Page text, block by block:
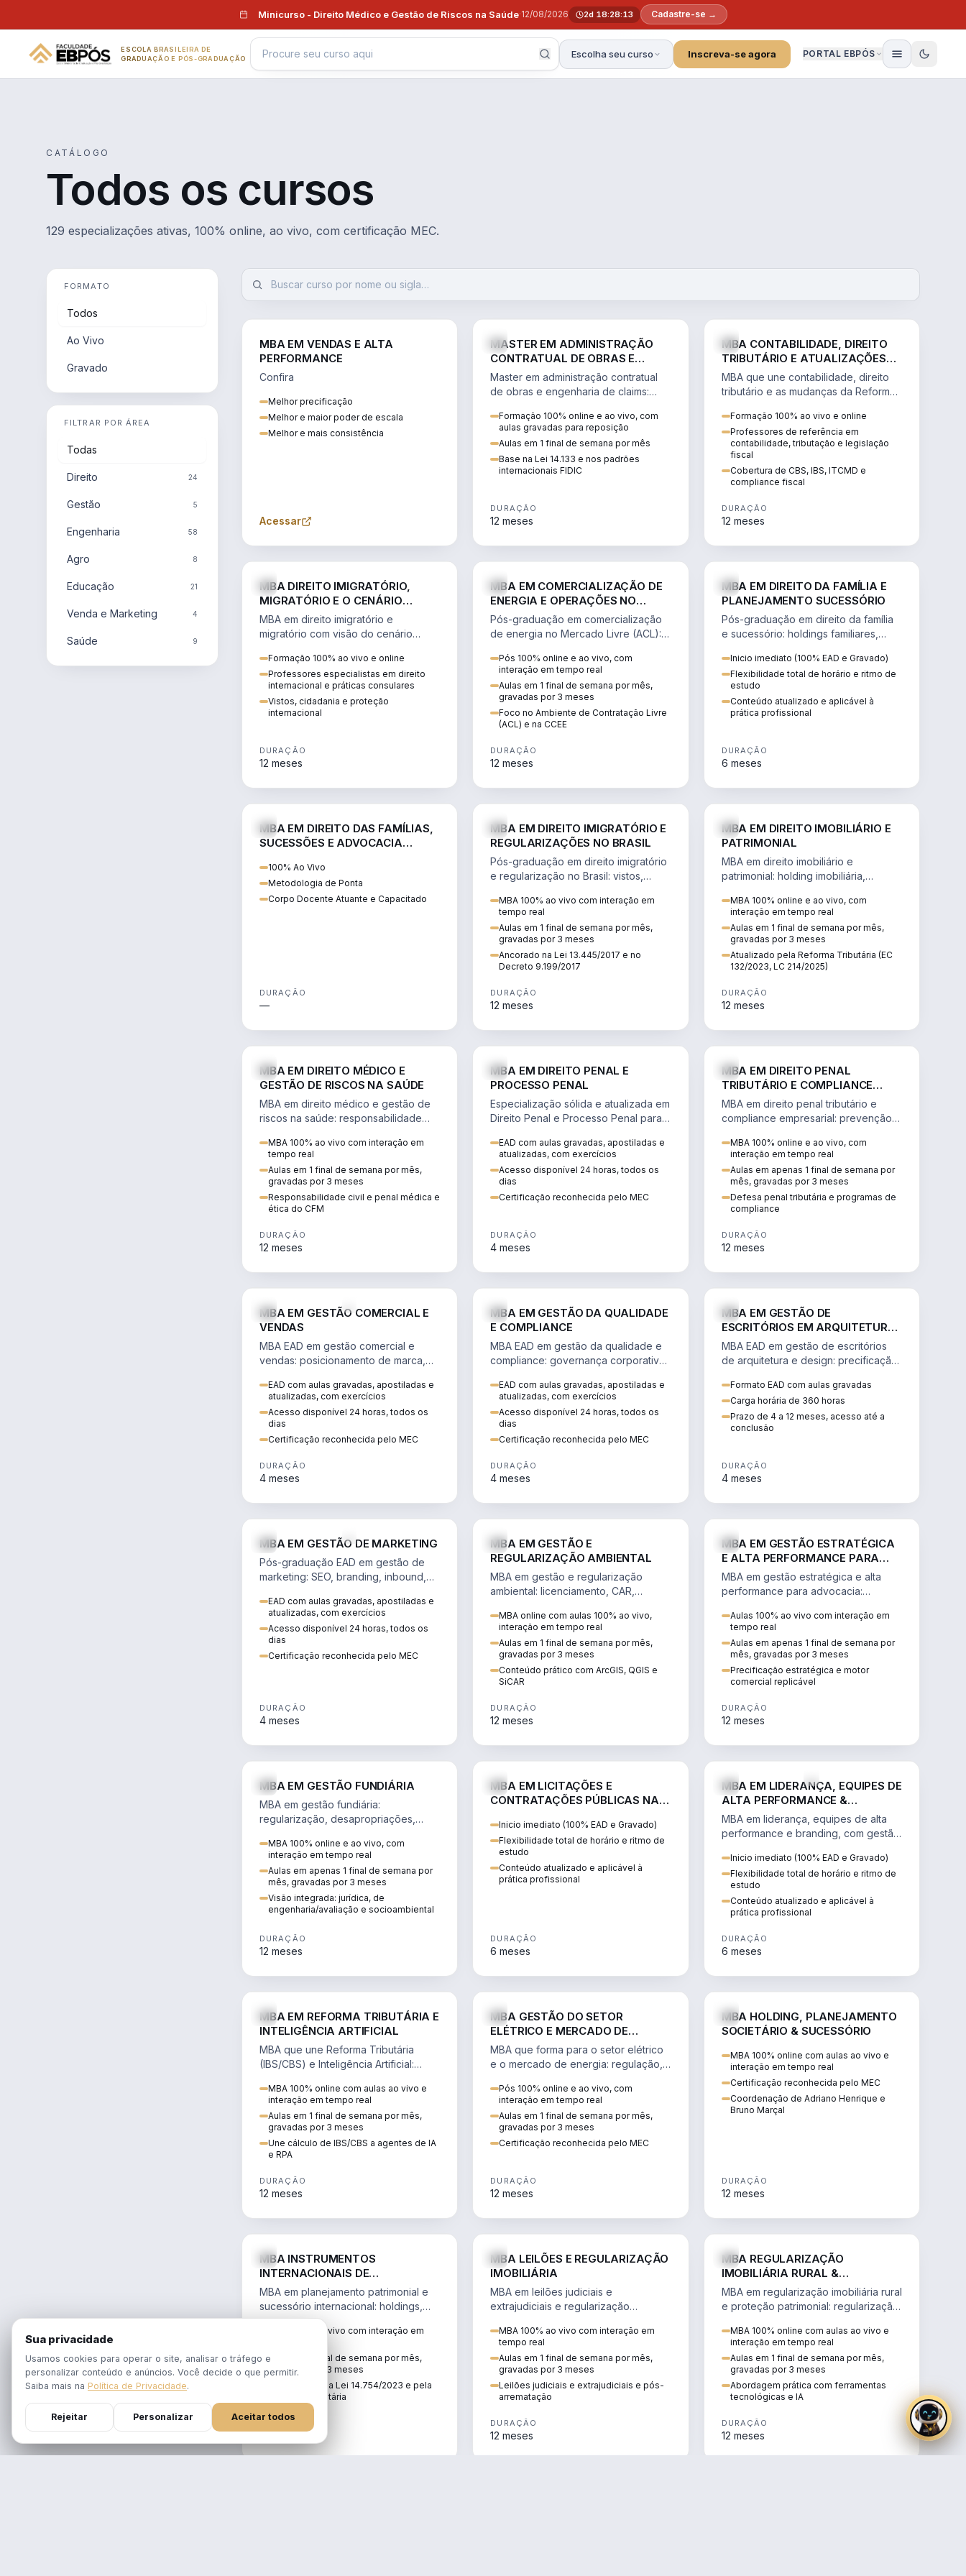
Minicurso - Direito Médico e Gestão de Riscos na Saúde·12/08/2026 2d 18:28:12 Cadastre-se →
ESCOLA BRASILEIRA DE
GRADUAÇÃO E PÓS-GRADUAÇÃO
Escolha seu curso Inscreva-se agora PORTAL EBPÓS
CATÁLOGO
Todos os cursos
129 especializações ativas, 100% online, ao vivo, com certificação MEC.
FORMATO
Todos
Ao Vivo
Gravado
FILTRAR POR ÁREA
Todas
Direito 24
Gestão 5
Engenharia 58
Agro 8
Educação 21
Venda e Marketing 4
Saúde 9
MBA EM VENDAS E ALTA
PERFORMANCE
Confira
Melhor precificação
Melhor e maior poder de escala
Melhor e mais consistência
Acessar
MASTER EM ADMINISTRAÇÃO
CONTRATUAL DE OBRAS E
ENGENHARIA DE CLAIMS
Master em administração contratual
de obras e engenharia de claims:
pleitos, delay analysis e FIDIC.
Formação 100% online e ao vivo, com
aulas gravadas para reposição
Aulas em 1 final de semana por mês
Base na Lei 14.133 e nos padrões
internacionais FIDIC
DURAÇÃO
12 meses
MBA CONTABILIDADE, DIREITO
TRIBUTÁRIO E ATUALIZAÇÕES
DA REFORMA TRIBUTÁRIA
MBA que une contabilidade, direito
tributário e as mudanças da Reforma
estratégica no novo cenário.
Formação 100% ao vivo e online
Professores de referência em
contabilidade, tributação e legislação
fiscal
Cobertura de CBS, IBS, ITCMD e
compliance fiscal
DURAÇÃO
12 meses
MBA DIREITO IMIGRATÓRIO,
MIGRATÓRIO E O CENÁRIO
INTERNACIONAL
MBA em direito imigratório e
migratório com visão do cenário
regularização e consultoria
transnacional.
Formação 100% ao vivo e online
Professores especialistas em direito
internacional e práticas consulares
Vistos, cidadania e proteção
internacional
DURAÇÃO
12 meses
MBA EM COMERCIALIZAÇÃO DE
ENERGIA E OPERAÇÕES NO
MERCADO LIVRE
Pós-graduação em comercialização
de energia no Mercado Livre (ACL):
risco e migração de clientes.
Pós 100% online e ao vivo, com
interação em tempo real
Aulas em 1 final de semana por mês,
gravadas por 3 meses
Foco no Ambiente de Contratação Livre
(ACL) e na CCEE
DURAÇÃO
12 meses
MBA EM DIREITO DA FAMÍLIA E
PLANEJAMENTO SUCESSÓRIO
Pós-graduação em direito da família
e sucessório: holdings familiares,
tributação da sucessão.
Inicio imediato (100% EAD e Gravado)
Flexibilidade total de horário e ritmo de
estudo
Conteúdo atualizado e aplicável à
prática profissional
DURAÇÃO
6 meses
MBA EM DIREITO DAS FAMÍLIAS,
SUCESSÕES E ADVOCACIA
100% Ao Vivo
Metodologia de Ponta
Corpo Docente Atuante e Capacitado
DURAÇÃO
—
MBA EM DIREITO IMIGRATÓRIO E
REGULARIZAÇÕES NO BRASIL
Pós-graduação em direito imigratório
e regularização no Brasil: vistos,
tributação do imigrante.
MBA 100% ao vivo com interação em
tempo real
Aulas em 1 final de semana por mês,
gravadas por 3 meses
Ancorado na Lei 13.445/2017 e no
Decreto 9.199/2017
DURAÇÃO
12 meses
MBA EM DIREITO IMOBILIÁRIO E
PATRIMONIAL
MBA em direito imobiliário e
patrimonial: holding imobiliária,
contratos e impactos da Reforma
Tributária.
MBA 100% online e ao vivo, com
interação em tempo real
Aulas em 1 final de semana por mês,
gravadas por 3 meses
Atualizado pela Reforma Tributária (EC
132/2023, LC 214/2025)
DURAÇÃO
12 meses
MBA EM DIREITO MÉDICO E
GESTÃO DE RISCOS NA SAÚDE
MBA em direito médico e gestão de
riscos na saúde: responsabilidade
judicialização e planejamento
patrimonial.
MBA 100% ao vivo com interação em
tempo real
Aulas em 1 final de semana por mês,
gravadas por 3 meses
Responsabilidade civil e penal médica e
ética do CFM
DURAÇÃO
12 meses
MBA EM DIREITO PENAL E
PROCESSO PENAL
Especialização sólida e atualizada em
Direito Penal e Processo Penal para a
jurídicos.
EAD com aulas gravadas, apostiladas e
atualizadas, com exercícios
Acesso disponível 24 horas, todos os
dias
Certificação reconhecida pelo MEC
DURAÇÃO
4 meses
MBA EM DIREITO PENAL
TRIBUTÁRIO E COMPLIANCE
EMPRESARIAL
MBA em direito penal tributário e
compliance empresarial: prevenção à
tributários e auditoria.
MBA 100% online e ao vivo, com
interação em tempo real
Aulas em apenas 1 final de semana por
mês, gravadas por 3 meses
Defesa penal tributária e programas de
compliance
DURAÇÃO
12 meses
MBA EM GESTÃO COMERCIAL E
VENDAS
MBA EAD em gestão comercial e
vendas: posicionamento de marca,
comportamento do consumidor na
era digital.
EAD com aulas gravadas, apostiladas e
atualizadas, com exercícios
Acesso disponível 24 horas, todos os
dias
Certificação reconhecida pelo MEC
DURAÇÃO
4 meses
MBA EM GESTÃO DA QUALIDADE
E COMPLIANCE
MBA EAD em gestão da qualidade e
compliance: governança corporativa,
contínua e IA aplicada a processos.
EAD com aulas gravadas, apostiladas e
atualizadas, com exercícios
Acesso disponível 24 horas, todos os
dias
Certificação reconhecida pelo MEC
DURAÇÃO
4 meses
MBA EM GESTÃO DE
ESCRITÓRIOS EM ARQUITETURA
E DESIGN
MBA EAD em gestão de escritórios
de arquitetura e design: precificação,
gestão de equipes criativas.
Formato EAD com aulas gravadas
Carga horária de 360 horas
Prazo de 4 a 12 meses, acesso até a
conclusão
DURAÇÃO
4 meses
MBA EM GESTÃO DE MARKETING
Pós-graduação EAD em gestão de
marketing: SEO, branding, inbound,
decisões orientadas por dados.
EAD com aulas gravadas, apostiladas e
atualizadas, com exercícios
Acesso disponível 24 horas, todos os
dias
Certificação reconhecida pelo MEC
DURAÇÃO
4 meses
MBA EM GESTÃO E
REGULARIZAÇÃO AMBIENTAL
MBA em gestão e regularização
ambiental: licenciamento, CAR,
perícia ambiental com ArcGIS, QGIS e
SiCAR.
MBA online com aulas 100% ao vivo,
interação em tempo real
Aulas em 1 final de semana por mês,
gravadas por 3 meses
Conteúdo prático com ArcGIS, QGIS e
SiCAR
DURAÇÃO
12 meses
MBA EM GESTÃO ESTRATÉGICA
E ALTA PERFORMANCE PARA
ADVOCACIA
MBA em gestão estratégica e alta
performance para advocacia:
escalável, lucrativo e bem
precificado.
Aulas 100% ao vivo com interação em
tempo real
Aulas em apenas 1 final de semana por
mês, gravadas por 3 meses
Precificação estratégica e motor
comercial replicável
DURAÇÃO
12 meses
MBA EM GESTÃO FUNDIÁRIA
MBA em gestão fundiária:
regularização, desapropriações,
ambiental em projetos de
infraestrutura.
MBA 100% online e ao vivo, com
interação em tempo real
Aulas em apenas 1 final de semana por
mês, gravadas por 3 meses
Visão integrada: jurídica, de
engenharia/avaliação e socioambiental
DURAÇÃO
12 meses
MBA EM LICITAÇÕES E
CONTRATAÇÕES PÚBLICAS NA
Inicio imediato (100% EAD e Gravado)
Flexibilidade total de horário e ritmo de
estudo
Conteúdo atualizado e aplicável à
prática profissional
DURAÇÃO
6 meses
MBA EM LIDERANÇA, EQUIPES DE
ALTA PERFORMANCE &
BRANDING
MBA em liderança, equipes de alta
performance e branding, com gestão
e comunicação persuasiva.
Inicio imediato (100% EAD e Gravado)
Flexibilidade total de horário e ritmo de
estudo
Conteúdo atualizado e aplicável à
prática profissional
DURAÇÃO
6 meses
MBA EM REFORMA TRIBUTÁRIA E
INTELIGÊNCIA ARTIFICIAL
MBA que une Reforma Tributária
(IBS/CBS) e Inteligência Artificial:
RPA e automação da rotina fiscal.
MBA 100% online com aulas ao vivo e
interação em tempo real
Aulas em 1 final de semana por mês,
gravadas por 3 meses
Une cálculo de IBS/CBS a agentes de IA
e RPA
DURAÇÃO
12 meses
MBA GESTÃO DO SETOR
ELÉTRICO E MERCADO DE
ENERGIA
MBA que forma para o setor elétrico
e o mercado de energia: regulação,
transmissão e revisão tarifária.
Pós 100% online e ao vivo, com
interação em tempo real
Aulas em 1 final de semana por mês,
gravadas por 3 meses
Certificação reconhecida pelo MEC
DURAÇÃO
12 meses
MBA HOLDING, PLANEJAMENTO
SOCIETÁRIO & SUCESSÓRIO
MBA 100% online com aulas ao vivo e
interação em tempo real
Certificação reconhecida pelo MEC
Coordenação de Adriano Henrique e
Bruno Marçal
DURAÇÃO
12 meses
MBA INSTRUMENTOS
INTERNACIONAIS DE
PLANEJAMENTO PATRIMONIAL &
SUCESSÓRIO
MBA em planejamento patrimonial e
sucessório internacional: holdings,
trusts e offshore sob a Lei
14.754/2023 e a Reforma Tributária.
MBA 100% ao vivo com interação em
Aulas em 1 final de semana por mês,
gravadas por 3 meses
Atualizado pela Lei 14.754/2023 e pela
Reforma Tributária
DURAÇÃO
12 meses
MBA LEILÕES E REGULARIZAÇÃO
IMOBILIÁRIA
MBA em leilões judiciais e
extrajudiciais e regularização
alienação fiduciária e pós-
arrematação.
MBA 100% ao vivo com interação em
tempo real
Aulas em 1 final de semana por mês,
gravadas por 3 meses
Leilões judiciais e extrajudiciais e pós-
arrematação
DURAÇÃO
12 meses
MBA REGULARIZAÇÃO
IMOBILIÁRIA RURAL &
PROTEÇÃO PATRIMONIAL
MBA em regularização imobiliária rural
e proteção patrimonial: regularização
rural.
MBA 100% online com aulas ao vivo e
interação em tempo real
Aulas em 1 final de semana por mês,
gravadas por 3 meses
Abordagem prática com ferramentas
tecnológicas e IA
DURAÇÃO
12 meses
Sua privacidade
Usamos cookies para operar o site, analisar o tráfego e
personalizar conteúdo e anúncios. Você decide o que permitir.
Saiba mais na Política de Privacidade.
Rejeitar Personalizar Aceitar todos